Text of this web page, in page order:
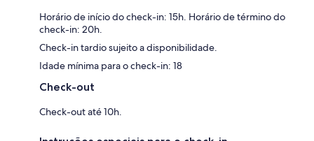
Horário de início do check-in: 15h. Horário de término do
check-in: 20h.
Check-in tardio sujeito a disponibilidade.
Idade mínima para o check-in: 18
Check-out
Check-out até 10h.